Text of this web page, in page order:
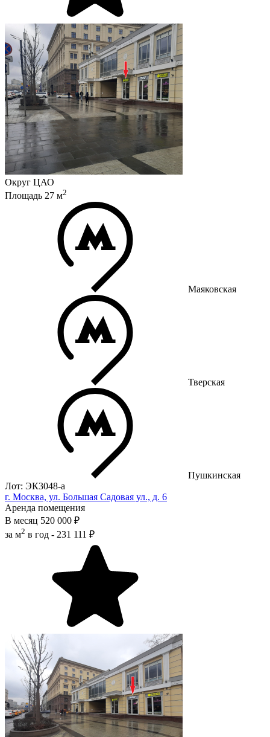
Округ ЦАО
Площадь 27 м2
Маяковская
Тверская
Пушкинская
Лот: ЭК3048-a
г. Москва, ул. Большая Садовая ул., д. 6
Аренда помещения
В месяц 520 000 ₽
за м2 в год - 231 111 ₽